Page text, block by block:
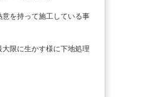
を持って施工している事
限に生かす様に下地処理